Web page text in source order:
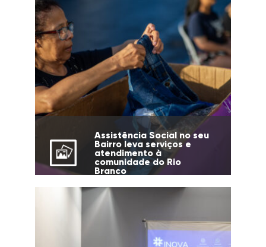
Assistência Social no seu
Bairro leva serviços e
atendimento à
comunidade do Rio
Branco